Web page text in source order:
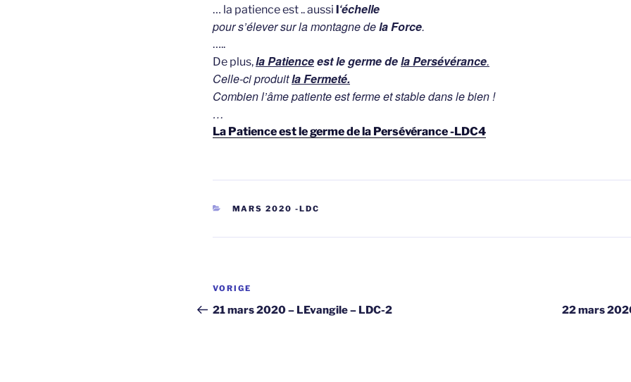
… la patience est .. aussi l‘échelle
pour s’élever sur la montagne dela Force.
…..
De plus,la Patienceest le germe dela Persévérance.
Celle-ci produitla Fermeté.
Combien l’âme patiente est ferme et stable dans le bien !
…
La Patience est le germe de la Persévérance -LDC4
CATEGORIEËN
MARS 2020 -LDC
Berichtnavigatie
Vorig
bericht
VORIGE
21 mars 2020 – LEvangile – LDC-2 22 mars